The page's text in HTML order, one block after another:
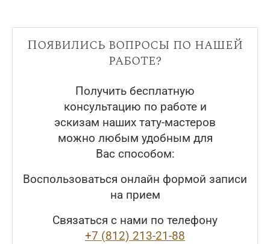
Появились вопросы по нашей
работе?
Получить бесплатную
консультацию по работе и
эскизам наших тату-мастеров
можно любым удобным для
Вас способом:
Воспользоваться онлайн формой записи
на прием
Связаться с нами по телефону
+7 (812) 213-21-88